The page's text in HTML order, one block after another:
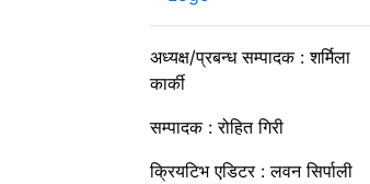
अध्यक्ष/प्रबन्ध सम्पादक : शर्मिला
कार्की
सम्पादक : रोहित गिरी
क्रियटिभ एडिटर : लवन सिर्पाली